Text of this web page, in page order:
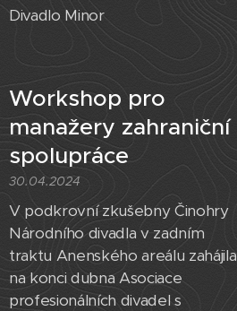
Divadlo Minor
Workshop pro
manažery zahraniční
spolupráce
30.04.2024
V podkrovní zkušebny Činohry
Národního divadla v zadním
traktu Anenského areálu zahájila
na konci dubna Asociace
profesionálních divadel s